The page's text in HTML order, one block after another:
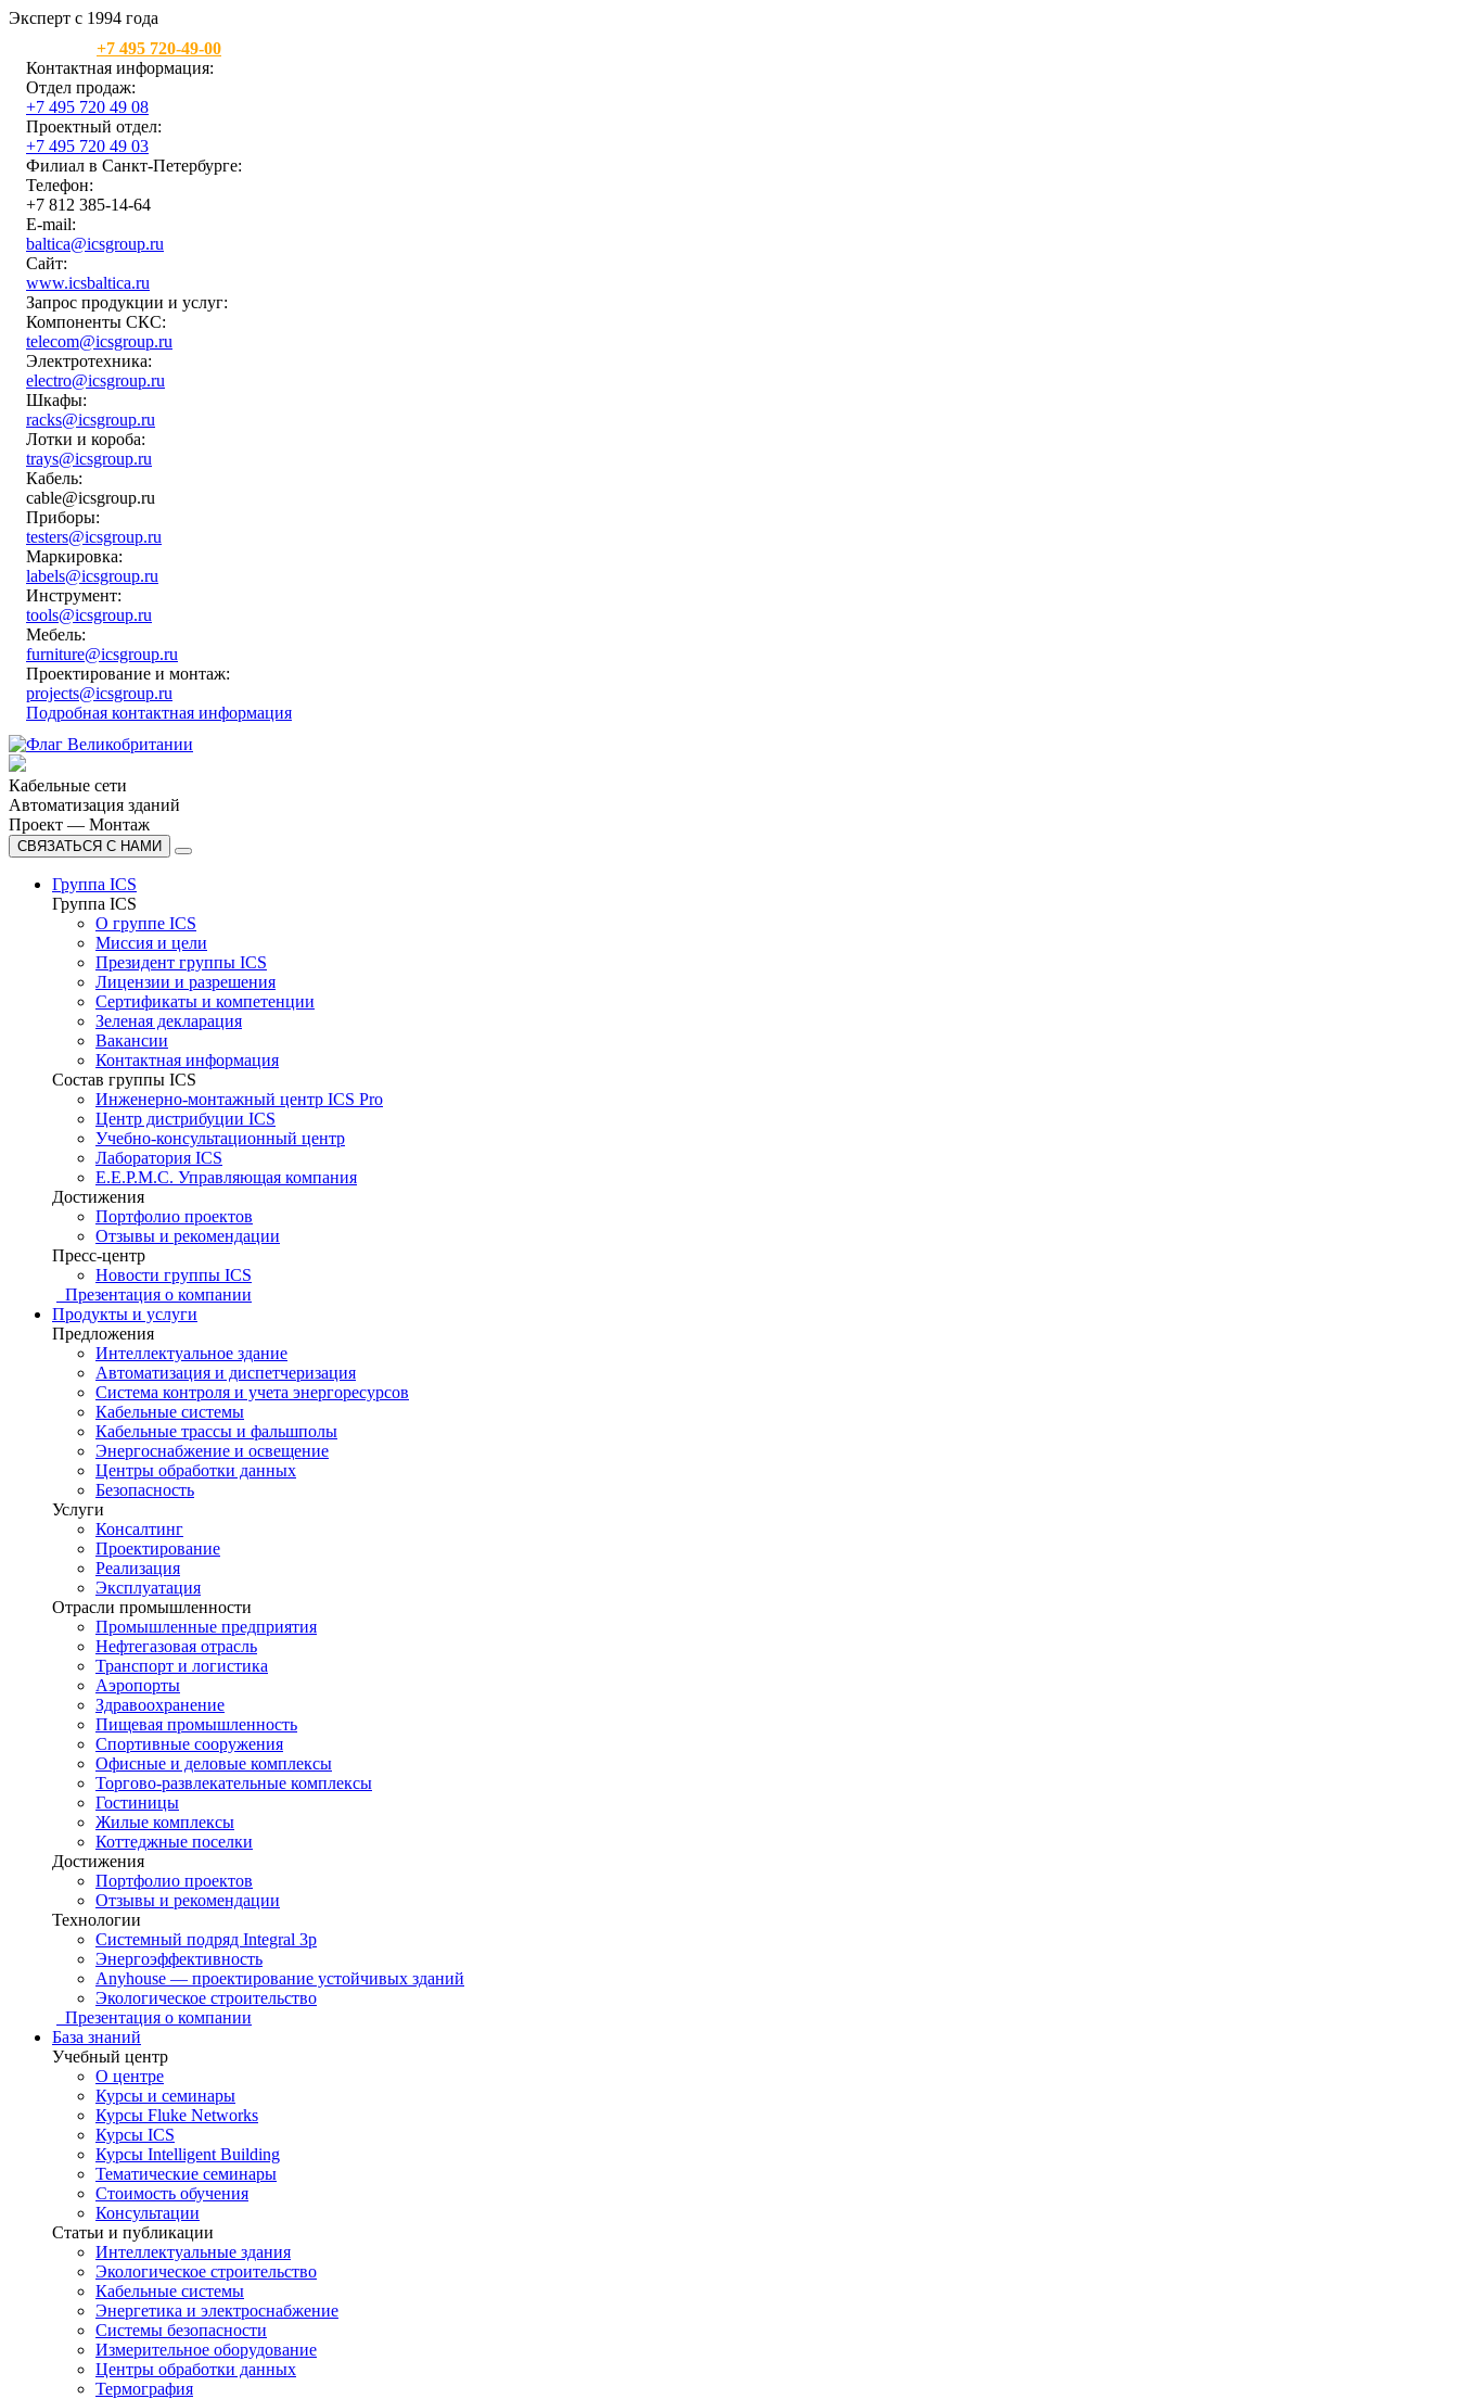
Эксперт с 1994 года
+7 495 720-49-00
Контактная информация:
Отдел продаж:
+7 495 720 49 08
Проектный отдел:
+7 495 720 49 03
Филиал в Санкт-Петербурге:
Телефон:
+7 812 385-14-64
E-mail:
baltica@icsgroup.ru
Сайт:
www.icsbaltica.ru
Запрос продукции и услуг:
Компоненты СКС:
telecom@icsgroup.ru
Электротехника:
electro@icsgroup.ru
Шкафы:
racks@icsgroup.ru
Лотки и короба:
trays@icsgroup.ru
Кабель:
cable@icsgroup.ru
Приборы:
testers@icsgroup.ru
Маркировка:
labels@icsgroup.ru
Инструмент:
tools@icsgroup.ru
Мебель:
furniture@icsgroup.ru
Проектирование и монтаж:
projects@icsgroup.ru
Подробная контактная информация
Кабельные сети
Автоматизация зданий
Проект — Монтаж
СВЯЗАТЬСЯ С НАМИ
Группа ICS
Группа ICS
О группе ICS
Миссия и цели
Президент группы ICS
Лицензии и разрешения
Сертификаты и компетенции
Зеленая декларация
Вакансии
Контактная информация
Состав группы ICS
Инженерно-монтажный центр ICS Pro
Центр дистрибуции ICS
Учебно-консультационный центр
Лаборатория ICS
E.E.P.M.C. Управляющая компания
Достижения
Портфолио проектов
Отзывы и рекомендации
Пресс-центр
Новости группы ICS
Презентация о компании
Продукты и услуги
Предложения
Интеллектуальное здание
Автоматизация и диспетчеризация
Система контроля и учета энергоресурсов
Кабельные системы
Кабельные трассы и фальшполы
Энергоснабжение и освещение
Центры обработки данных
Безопасность
Услуги
Консалтинг
Проектирование
Реализация
Эксплуатация
Отрасли промышленности
Промышленные предприятия
Нефтегазовая отрасль
Транспорт и логистика
Аэропорты
Здравоохранение
Пищевая промышленность
Спортивные сооружения
Офисные и деловые комплексы
Торгово-развлекательные комплексы
Гостиницы
Жилые комплексы
Коттеджные поселки
Достижения
Портфолио проектов
Отзывы и рекомендации
Технологии
Системный подряд Integral 3p
Энергоэффективность
Anyhouse — проектирование устойчивых зданий
Экологическое строительство
Презентация о компании
База знаний
Учебный центр
О центре
Курсы и семинары
Курсы Fluke Networks
Курсы ICS
Курсы Intelligent Building
Тематические семинары
Стоимость обучения
Консультации
Статьи и публикации
Интеллектуальные здания
Экологическое строительство
Кабельные системы
Энергетика и электроснабжение
Системы безопасности
Измерительное оборудование
Центры обработки данных
Термография